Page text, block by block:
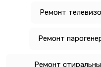
Ремонт
Ремонт
Ремонт